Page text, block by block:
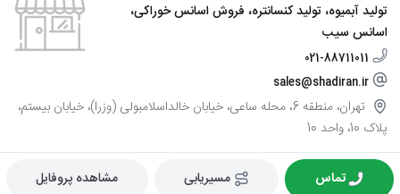
تولید آبمیوه، تولید کنسانتره، فروش اسانس خوراکی،
اسانس سیب
021-88711011
sales@shadiran.ir
تهران، منطقه 6، محله ساعی، خیابان خالداسلامبولی (وزرا)، خیابان بیستم،
پلاک 10، واحد 10
تماس مسیریابی مشاهده پروفایل